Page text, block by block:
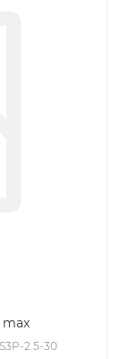
max
2.5-30